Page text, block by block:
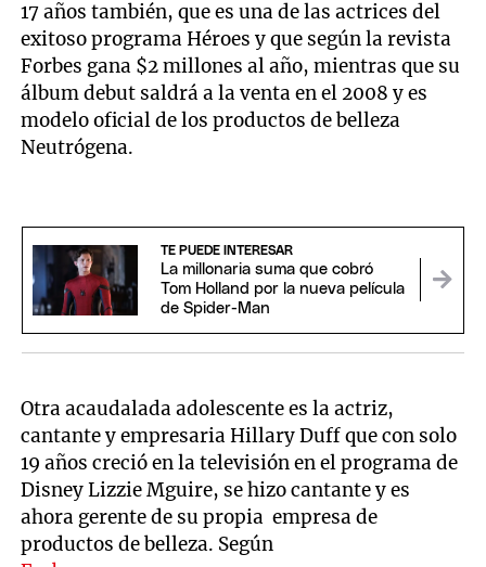
17 años también, que es una de las actrices del
exitoso programa Héroes y que según la revista
Forbes gana $2 millones al año, mientras que su
álbum debut saldrá a la venta en el 2008 y es
modelo oficial de los productos de belleza
Neutrógena.
TE PUEDE INTERESAR
La millonaria suma que cobró
Tom Holland por la nueva película
de Spider-Man
Otra acaudalada adolescente es la actriz,
cantante y empresaria Hillary Duff que con solo
19 años creció en la televisión en el programa de
Disney Lizzie Mguire, se hizo cantante y es
ahora gerente de su propia empresa de
productos de belleza. Según